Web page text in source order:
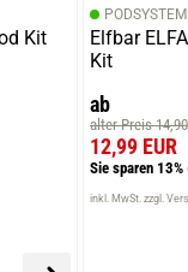
Kit
Elfbar
Kit
ab
alter Preis 14,90
12,99 EUR
Sie sparen 13%
inkl. MwSt. zzgl.